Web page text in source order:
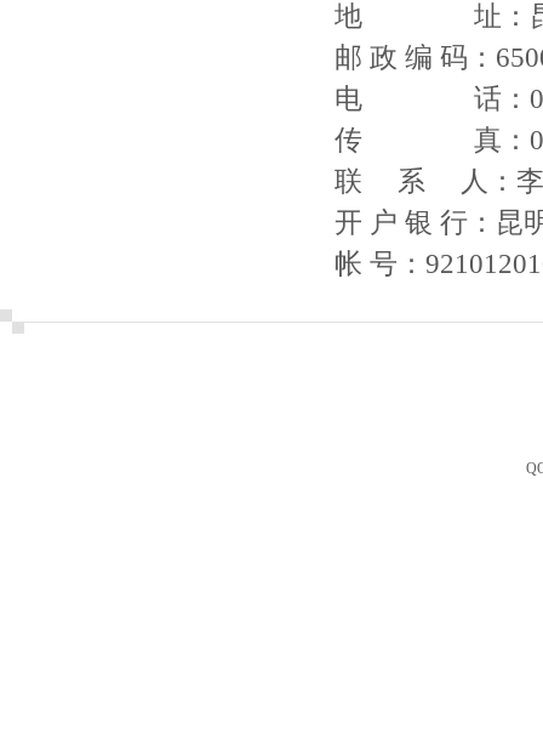
地 址：昆明
邮 政 编 码：
电 话：
传 真：
联 系 人：李
开 户 银 行：昆
帐 号：